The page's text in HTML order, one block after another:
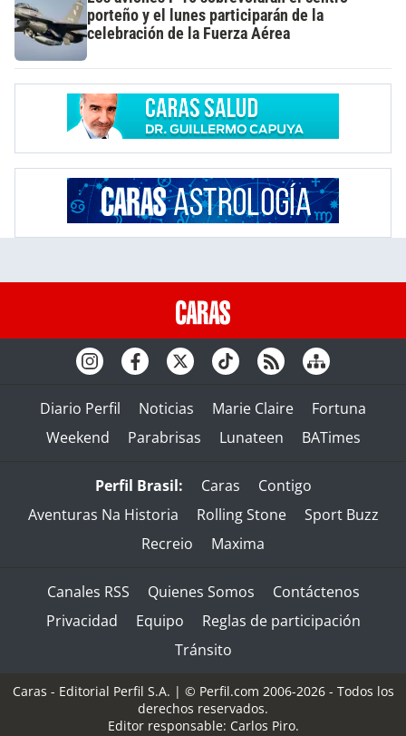
porteño y el lunes participarán de la
celebración de la Fuerza Aérea
Diario Perfil Noticias Marie Claire
Fortuna
Weekend
Parabrisas Lunateen BATimes
Perfil Brasil: Caras
Contigo
Aventuras Na Historia
Rolling Stone
Sport Buzz
Recreio
Maxima
Canales RSS Quienes Somos
Contáctenos
Privacidad
Equipo
Reglas de participación
Tránsito
Caras - Editorial Perfil S.A. | © Perfil.com 2006-2026 - Todos los
derechos reservados.
Editor responsable: Carlos Piro.